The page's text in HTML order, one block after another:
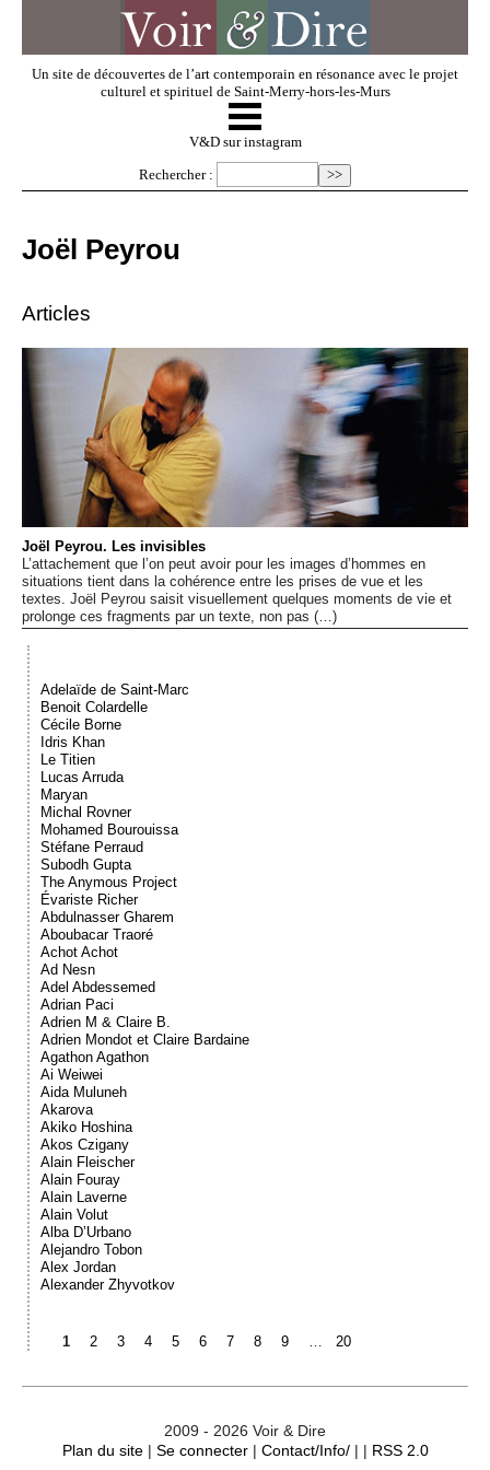
Un site de découvertes de l’art contemporain en résonance avec le projet
culturel et spirituel de Saint-Merry-hors-les-Murs
V & D
Regarder
Dossiers
Événements
Sacré
☰
V&D sur instagram
Rechercher :
Joël Peyrou
Articles
Joël Peyrou. Les invisibles
L’attachement que l’on peut avoir pour les images d’hommes en
situations tient dans la cohérence entre les prises de vue et les
textes. Joël Peyrou saisit visuellement quelques moments de vie et
prolonge ces fragments par un texte, non pas (…)
Adelaïde de Saint-Marc
Benoit Colardelle
Cécile Borne
Idris Khan
Le Titien
Lucas Arruda
Maryan
Michal Rovner
Mohamed Bourouissa
Stéfane Perraud
Subodh Gupta
The Anymous Project
Évariste Richer
Abdulnasser Gharem
Aboubacar Traoré
Achot Achot
Ad Nesn
Adel Abdessemed
Adrian Paci
Adrien M & Claire B.
Adrien Mondot et Claire Bardaine
Agathon Agathon
Ai Weiwei
Aida Muluneh
Akarova
Akiko Hoshina
Akos Czigany
Alain Fleischer
Alain Fouray
Alain Laverne
Alain Volut
Alba D’Urbano
Alejandro Tobon
Alex Jordan
Alexander Zhyvotkov
1 2 3 4 5 6 7 8 9 … 20
2009 - 2026 Voir & Dire
Plan du site| Se connecter| Contact/Info/| | RSS 2.0